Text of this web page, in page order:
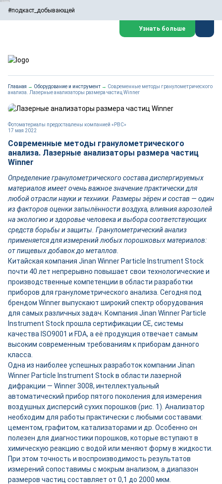
#подкаст_добывающей
Узнать больше
Главная → Оборудование и инструмент → Современные методы гранулометрического
анализа. Лазерные анализаторы размера частиц Winner
17 мая 2022
Фотоматериалы предоставлены компанией «РВС»
Современные методы гранулометрического
анализа. Лазерные анализаторы размера частиц
Winner
Определение гранулометрического состава диспергируемых
материалов имеет очень важное значение практически для
любой отрасли науки и техники. Размеры зёрен и состав — один
из факторов оценки запылённости воздуха, влияния аэрозолей
на экологию и здоровье человека и выбора соответствующих
средств борьбы и защиты. Гранулометрический анализ
применяется для измерений любых порошковых материалов:
от пищевых добавок до металлов.
Китайская компания Jinan Winner Particle Instrument Stock
почти 40 лет непрерывно повышает свои технологические и
производственные компетенции в области разработки
приборов для гранулометрического анализа. Сегодня под
брендом Winner выпускают широкий спектр оборудования
для самых различных задач. Компания Jinan Winner Particle
Instrument Stock прошла сертификации CE, системы
качества ISO9001 и FDA, а её продукция отвечает самым
высоким современным требованиям к приборам данного
класса.
Одна из наиболее успешных разработок компании Jinan
Winner Particle Instrument Stock в области лазерной
дифракции — Winner 3008, интеллектуальный
автоматический прибор пятого поколения для измерения
воздушных дисперсий сухих порошков (рис. 1). Анализатор
необходим для работы практически с любыми составами:
цементом, графитом, катализаторами и др. Особенно он
полезен для диагностики порошков, которые вступают в
химическую реакцию с водой или меняют форму в жидкости.
При этом точность и воспроизводимость результатов
измерений сопоставимы с мокрым анализом, а диапазон
размеров частиц составляет от 0,1 до 2000 мкм.